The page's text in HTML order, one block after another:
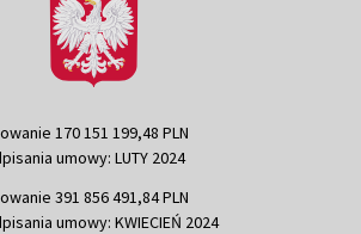
170 151 199,48 PLN
umowy: LUTY 2024
391 856 491,84 PLN
umowy: KWIECIEŃ 2024